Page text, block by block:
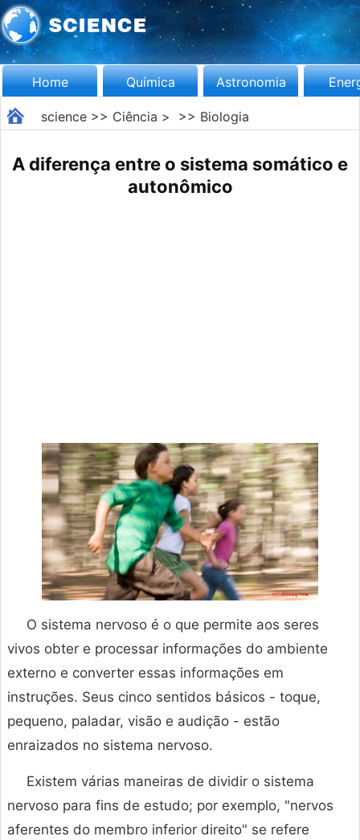
Home Química Astronomia
science>> Ciência > >> Biologia
A diferença entre o sistema somático e
autonômico
O sistema nervoso é o que permite aos seres
vivos obter e processar informações do ambiente
externo e converter essas informações em
instruções. Seus cinco sentidos básicos - toque,
pequeno, paladar, visão e audição - estão
enraizados no sistema nervoso.
Existem várias maneiras de dividir o sistema
nervoso para fins de estudo; por exemplo, "nervos
aferentes do membro inferior direito" se refere